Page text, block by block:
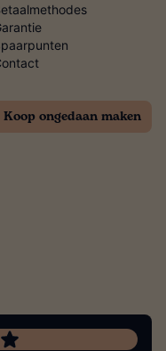
Koop ongedaan maken